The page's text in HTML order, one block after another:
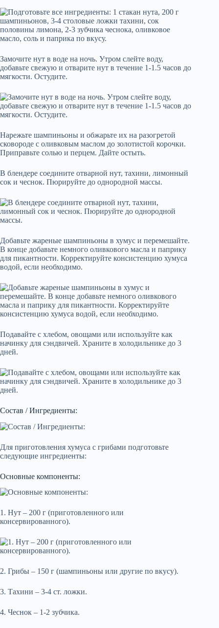
Замочите нут в воде на ночь. Утром слейте воду,
добавьте свежую и отварите нут в течение 1-1.5 часов до
мягкости. Остудите.
Нарежьте шампиньоны и обжарьте их на разогретой
сковороде с оливковым маслом до золотистой корочки.
Приправьте солью и перцем. Дайте остыть.
В блендере соедините отварной нут, тахини, лимонный
сок и чеснок. Пюрируйте до однородной массы.
Добавьте жареные шампиньоны в хумус и перемешайте.
В конце добавьте немного оливкового масла и паприку
для пикантности. Корректируйте консистенцию хумуса
водой, если необходимо.
Подавайте с хлебом, овощами или используйте как
начинку для сэндвичей. Храните в холодильнике до 3
дней.
Состав / Ингредиенты:
Для приготовления хумуса с грибами подготовьте
следующие ингредиенты:
Основные компоненты:
1. Нут – 200 г (приготовленного или
консервированного).
2. Грибы – 150 г (шампиньоны или другие по вкусу).
3. Тахини – 3-4 ст. ложки.
4. Чеснок – 1-2 зубчика.